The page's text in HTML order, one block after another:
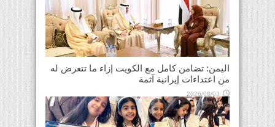
اليمن: تضامن كامل مع الكويت إزاء ما تتعرض له
من اعتداءات إيرانية آثمة
2026/08/03